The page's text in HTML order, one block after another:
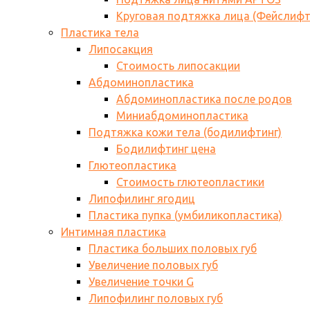
Круговая подтяжка лица
Пластика тела
Липосакция
Стоимость липосакции
Абдоминопластика
Абдоминопластика после родов
Миниабдоминопластика
Подтяжка кожи тела (бодилифтинг)
Бодилифтинг цена
Глютеопластика
Стоимость глютеопластики
Липофилинг ягодиц
Пластика пупка (умбиликопластика)
Интимная пластика
Пластика больших половых губ
Увеличение половых губ
Увеличение точки G
Липофилинг половых губ